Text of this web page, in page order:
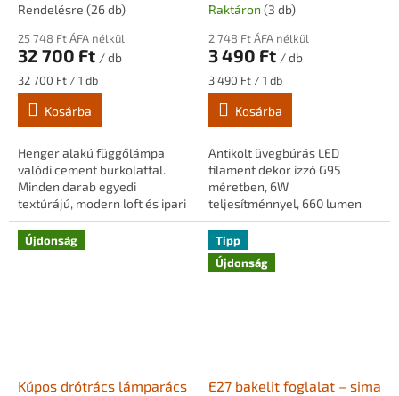
Rendelésre (26 db)
25 748 Ft ÁFA nélkül
32 700 Ft / db
Egységár:
32 700 Ft / 1 db
Kosárba
Henger alakú függőlámpa
valódi cement burkolattal.
Minden darab egyedi
textúrájú, modern loft és ipari
enteriőrökbe.
szabályozható
Raktáron (3 db)
2 748 Ft ÁFA nélkül
3 490 Ft / db
Egységár:
3 490 Ft / 1 db
Kosárba
Antikolt üvegbúrás LED
filament dekor izzó G95
méretben, 6W
teljesítménnyel, 660 lumen
fényárammal és 2200K extra
meleg fehér fénnyel.
Szabályozható fényerő, 360°
sugárzási...
Újdonság
Kúpos drótrács lámparács
Tipp
Újdonság
E27 bakelit foglalat – sima